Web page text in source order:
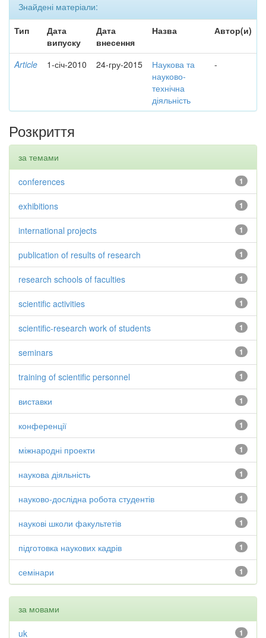
Знайдені матеріали:
Тип
Дата
випуску
Дата
внесення
Назва Автор(и)
Article 1-січ-2010 24-гру-2015
Наукова та
науково-
технічна
діяльність
-
Розкриття
за темами
1
conferences
1
exhibitions
1
international projects
1
publication of results of research
1
research schools of faculties
1
scientific activities
1
scientific-research work of students
1
seminars
1
training of scientific personnel
1
виставки
1
конференції
1
міжнародні проекти
1
наукова діяльність
1
науково-дослідна робота студентів
1
наукові школи факультетів
1
підготовка наукових кадрів
1
семінари
за мовами
1
uk